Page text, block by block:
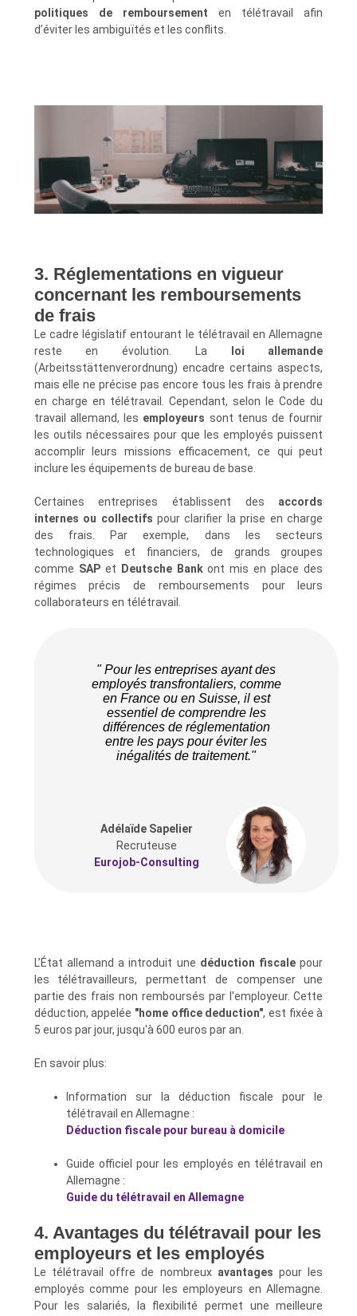
politiques de remboursement en télétravail afin
d’éviter les ambiguïtés et les conflits.
3. Réglementations en vigueur
concernant les remboursements
de frais
Le cadre législatif entourant le télétravail en Allemagne
reste en évolution. La loi allemande
(Arbeitsstättenverordnung) encadre certains aspects,
mais elle ne précise pas encore tous les frais à prendre
en charge en télétravail. Cependant, selon le Code du
travail allemand, les employeurs sont tenus de fournir
les outils nécessaires pour que les employés puissent
accomplir leurs missions efficacement, ce qui peut
inclure les équipements de bureau de base.
Certaines entreprises établissent des accords
internes ou collectifs pour clarifier la prise en charge
des frais. Par exemple, dans les secteurs
technologiques et financiers, de grands groupes
comme SAPet Deutsche Bankont mis en place des
régimes précis de remboursements pour leurs
collaborateurs en télétravail.
" Pour les entreprises ayant des
employés transfrontaliers, comme
en France ou en Suisse, il est
essentiel de comprendre les
différences de réglementation
entre les pays pour éviter les
inégalités de traitement."
Adélaïde Sapelier
Recruteuse
Eurojob-Consulting
L’État allemand a introduit une déduction fiscale pour
les télétravailleurs, permettant de compenser une
partie des frais non remboursés par l'employeur. Cette
déduction, appelée "home office deduction", est fixée à
5 euros par jour, jusqu'à 600 euros par an.
En savoir plus:
Information sur la déduction fiscale pour le
télétravail en Allemagne :
Déduction fiscale pour bureau à domicile
Guide officiel pour les employés en télétravail en
Allemagne :
Guide du télétravail en Allemagne
4. Avantages du télétravail pour les
employeurs et les employés
Le télétravail offre de nombreux avantages pour les
employés comme pour les employeurs en Allemagne.
Pour les salariés, la flexibilité permet une meilleure